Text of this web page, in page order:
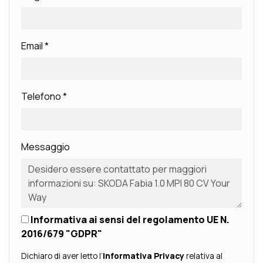
Email*
Telefono*
Messaggio
Informativa ai sensi del regolamento UE N.
2016/679 "GDPR"
Dichiaro di aver letto l’Informativa Privacyrelativa al